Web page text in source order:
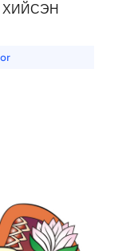
ХИЙСЭН